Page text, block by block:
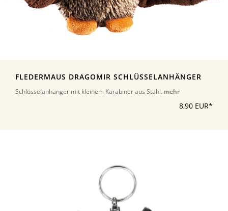
FLEDERMAUS DRAGOMIR SCHLÜSSELANHÄNGER
Schlüsselanhänger mit kleinem Karabiner aus Stahl. mehr
8,90 EUR*